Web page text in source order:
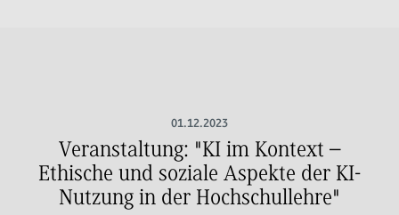
01.12.2023
Veranstaltung: "KI im Kontext –
Ethische und soziale Aspekte der KI-
Nutzung in der Hochschullehre"